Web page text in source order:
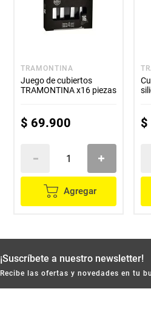
TRAMONTINA
Juego de cubiertos
TRAMONTINA x16 piezas
$ 69.900
Agregar
$
¡Suscríbete a nuestro newsletter!
Recibe las ofertas y novedades en tu